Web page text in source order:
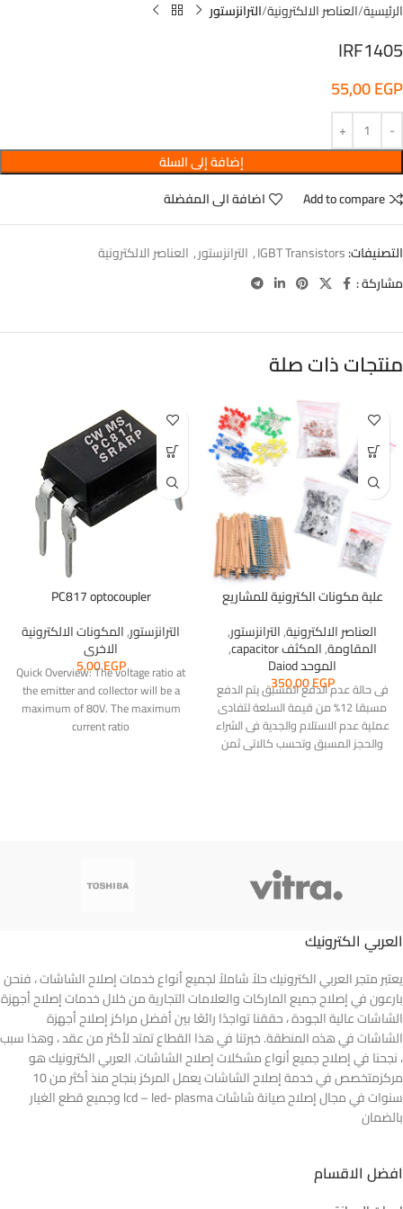
الرئيسية العناصر الالكترونية الترانزستور
IRF1405
55,00EGP
إضافة إلى السلة
Add to compare
اضافة الى المفضلة
التصنيفات:IGBT Transistors
, الترانزستور, العناصر الالكترونية
مشاركة :
منتجات ذات صلة
علبة مكونات الكترونية للمشاريع
العناصر الالكترونية,الترانزستور,
المقاومة,المكثف capacitor ,
الموحد Daiod
350,00EGP
فى حالة عدم الدفع المسبق يتم الدفع
مسبقا 12% من قيمة السلعة لتفادى
عملية عدم الاستلام والجدية فى الشراء
والحجز المسبق وتحسب كالاتى ثمن
PC817 optocoupler
الترانزستور,المكونات الالكترونية
الاخرى
5,00EGP
Quick Overview: The voltage ratio at
the emitter and collector will be a
maximum of 80V. The maximum
current ratio
العربي الكترونيك
يعتبر متجر العربي الكترونيك حلاً شاملاً لجميع أنواع خدمات إصلاح الشاشات ، فنحن
بارعون في إصلاح جميع الماركات والعلامات التجارية من خلال خدمات إصلاح أجهزة
الشاشات عالية الجودة ، حققنا تواجدًا رائعًا بين أفضل مراكز إصلاح أجهزة
الشاشات في هذه المنطقة. خبرتنا في هذا القطاع تمتد لأكثر من عقد ، وهذا سبب
، نجحنا في إصلاح جميع أنواع مشكلات إصلاح الشاشات. العربي الكترونيك هو
مركزمتخصص في خدمة إصلاح الشاشات يعمل المركز بنجاح منذ أكثر من 10
سنوات في مجال إصلاح صيانة شاشات lcd – led- plasma وجميع قطع الغيار
بالضمان
افضل الاقسام